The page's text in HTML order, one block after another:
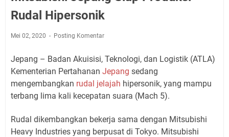
Rudal Hipersonik
Mei 02, 2020 Posting Komentar
Jepang – Badan Akuisisi, Teknologi, dan Logistik (ATLA)
Kementerian Pertahanan Jepang sedang
mengembangkan rudal jelajah hipersonik, yang mampu
terbang lima kali kecepatan suara (Mach 5).
Rudal dikembangkan bekerja sama dengan Mitsubishi
Heavy Industries yang berpusat di Tokyo. Mitsubishi